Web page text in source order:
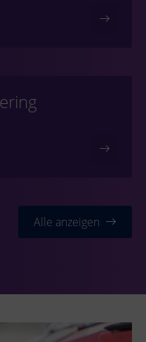
Alle anzeigen